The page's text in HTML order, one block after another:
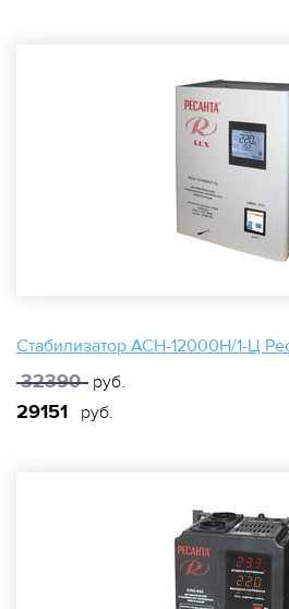
Стабилизатор АСН-12000Н/1-Ц
32390 руб.
29151 руб.